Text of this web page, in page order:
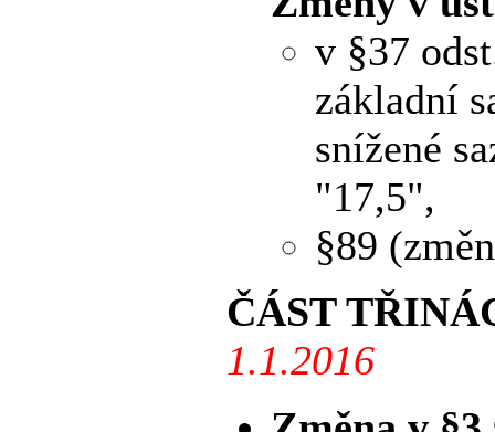
v §37
základní
snížené
"17,5",
§89
ČÁST
1.1.2016